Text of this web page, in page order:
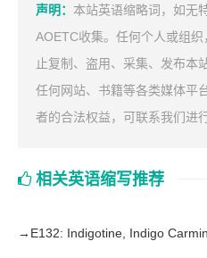
声明： 本站英语缩略词，如无
AOETC收集。任何个人或组
止复制、盗用、采集、发布本
任何网站、书籍等各类媒体平
者的合法权益，可联系我们进
相关英语缩写推荐
→ E132: Indigotine, Indigo